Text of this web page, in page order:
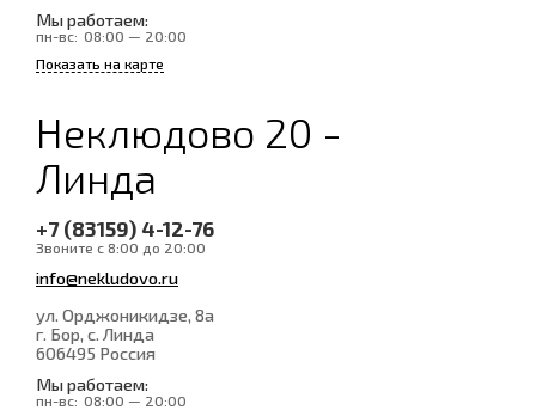
Мы работаем:
пн-вс: 08:00 — 20:00
Показать на карте
Неклюдово 20 -
Линда
+7 (83159) 4-12-76
Звоните с 8:00 до 20:00
info@nekludovo.ru
ул. Орджоникидзе, 8а
г. Бор, с. Линда
606495 Россия
Мы работаем:
пн-вс: 08:00 — 20:00